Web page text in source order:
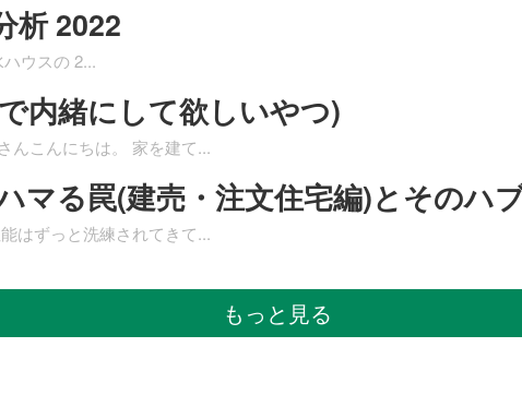
析 2022
ウスの 2...
内緒にして欲しいやつ)
んこんにちは。 家を建て...
マる罠(建売・注文住宅編)とそのハ
はずっと洗練されてきて...
もっと見る